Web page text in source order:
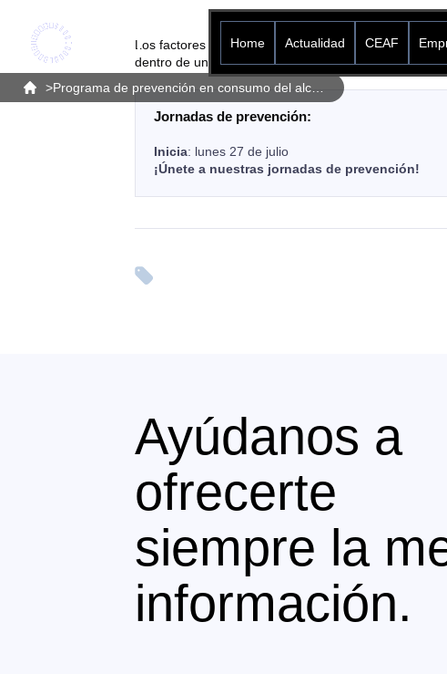
>
Home Actualidad CEAF
Los factores asociados al consumo de alcohol y
dentro de una línea preventiva, que busca generar
Jornadas de prevención:
Inicia: lunes 27 de julio
¡Únete a nuestras jornadas de prevención!
Ayúdanos a
ofrecerte
siempre la
información.